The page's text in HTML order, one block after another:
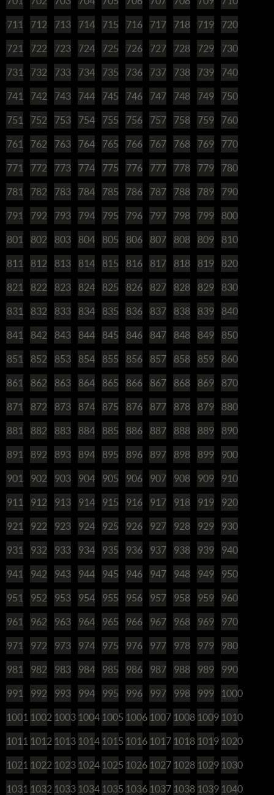
711 712 713 714 715 716 717 718 719 720
721 722 723 724 725 726 727 728 729 730
731 732 733 734 735 736 737 738 739 740
741 742 743 744 745 746 747 748 749 750
751 752 753 754 755 756 757 758 759 760
761 762 763 764 765 766 767 768 769 770
771 772 773 774 775 776 777 778 779 780
781 782 783 784 785 786 787 788 789 790
791 792 793 794 795 796 797 798 799 800
801 802 803 804 805 806 807 808 809 810
811 812 813 814 815 816 817 818 819 820
821 822 823 824 825 826 827 828 829 830
831 832 833 834 835 836 837 838 839 840
841 842 843 844 845 846 847 848 849 850
851 852 853 854 855 856 857 858 859 860
861 862 863 864 865 866 867 868 869 870
871 872 873 874 875 876 877 878 879 880
881 882 883 884 885 886 887 888 889 890
891 892 893 894 895 896 897 898 899 900
901 902 903 904 905 906 907 908 909 910
911 912 913 914 915 916 917 918 919 920
921 922 923 924 925 926 927 928 929 930
931 932 933 934 935 936 937 938 939 940
941 942 943 944 945 946 947 948 949 950
951 952 953 954 955 956 957 958 959 960
961 962 963 964 965 966 967 968 969 970
971 972 973 974 975 976 977 978 979 980
981 982 983 984 985 986 987 988 989 990
991 992 993 994 995 996 997 998 999 1000
1001 1002 1003 1004 1005 1006 1007 1008 1009 1010
1011 1012 1013 1014 1015 1016 1017 1018 1019 1020
1021 1022 1023 1024 1025 1026 1027 1028 1029 1030
1031 1032 1033 1034 1035 1036 1037 1038 1039 1040